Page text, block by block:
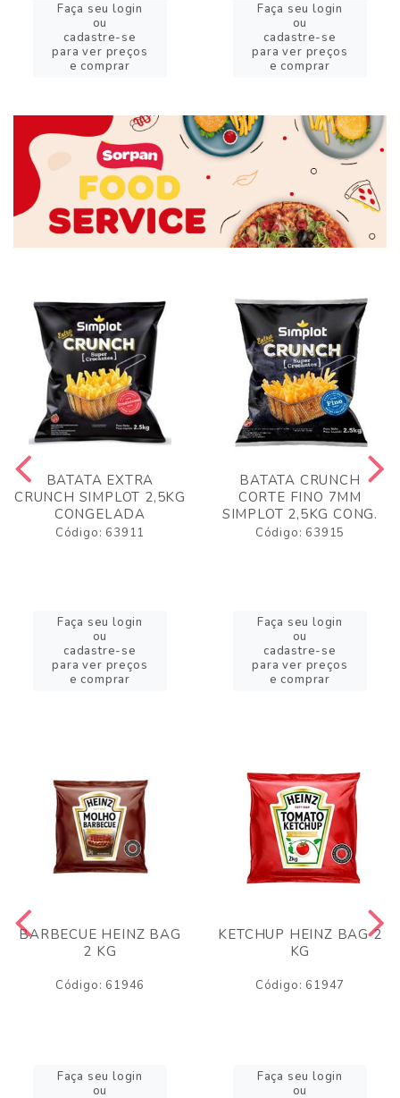
Faça seu login
ou
cadastre-se
para ver preços
e comprar
Faça seu login
ou
cadastre-se
para ver preços
e comprar
BATATA EXTRA
CRUNCH SIMPLOT 2,5KG
CONGELADA
Código: 63911
Faça seu login
ou
cadastre-se
para ver preços
e comprar
BATATA CRUNCH
CORTE FINO 7MM
SIMPLOT 2,5KG CONG.
Código: 63915
Faça seu login
ou
cadastre-se
para ver preços
e comprar
BARBECUE HEINZ BAG
2 KG
Código: 61946
Faça seu login
ou
KETCHUP HEINZ BAG 2
KG
Código: 61947
Faça seu login
ou